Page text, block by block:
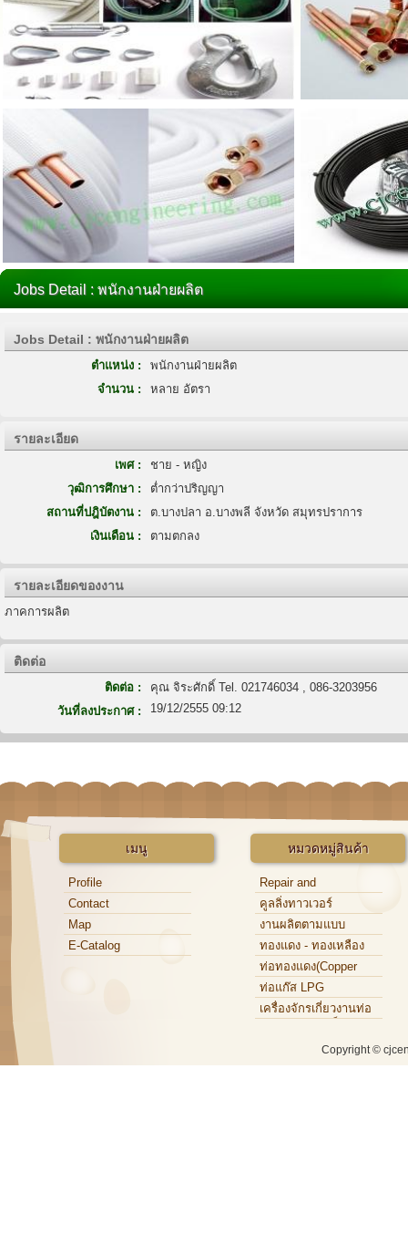
Jobs Detail : พนักงานฝ่ายผลิต
Jobs Detail : พนักงานฝ่ายผลิต
ตำแหน่ง :
พนักงานฝ่ายผลิต
จำนวน :
หลาย อัตรา
รายละเอียด
เพศ :
ชาย - หญิง
วุฒิการศึกษา :
ต่ำกว่าปริญญา
สถานที่ปฎิบัตงาน :
ต.บางปลา อ.บางพลี จังหวัด สมุทรปราการ
เงินเดือน :
ตามตกลง
รายละเอียดของงาน
ภาคการผลิต
ติดต่อ
ติดต่อ :
คุณ จิระศักดิ์ Tel. 021746034 , 086-3203956
วันที่ลงประกาศ :
19/12/2555 09:12
เมนู
Profile
Contact
Map
E-Catalog
หมวดหมู่สินค้า
Repair and
Maintenance
คูลลิ่งทาวเวอร์
งานผลิตตามแบบ
ทองแดง - ทองเหลือง
ท่อทองแดง(Copper
Tube)
ท่อแก๊ส LPG
เครื่องจักรเกี่ยวงานท่อ
Copyright ©